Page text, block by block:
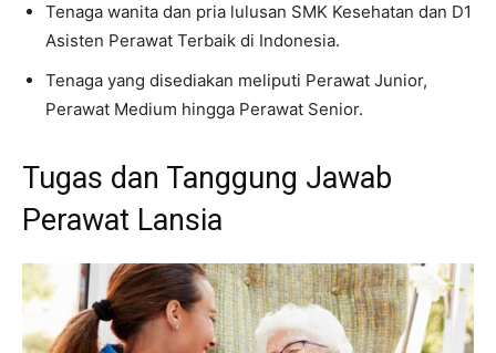
Tenaga wanita dan pria lulusan SMK Kesehatan dan D1
Asisten Perawat Terbaik di Indonesia.
Tenaga yang disediakan meliputi Perawat Junior,
Perawat Medium hingga Perawat Senior.
Tugas dan Tanggung Jawab
Perawat Lansia